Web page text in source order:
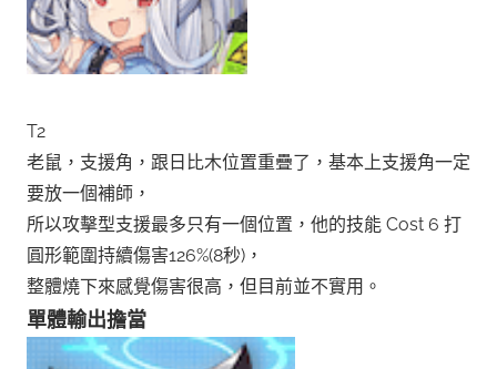
T2
老鼠，支援角，跟日比木位置重疊了，基本上支援角一定
要放一個補師，
所以攻擊型支援最多只有一個位置，他的技能 Cost 6 打
圓形範圍持續傷害126%(8秒)，
整體燒下來感覺傷害很高，但目前並不實用。
單體輸出擔當